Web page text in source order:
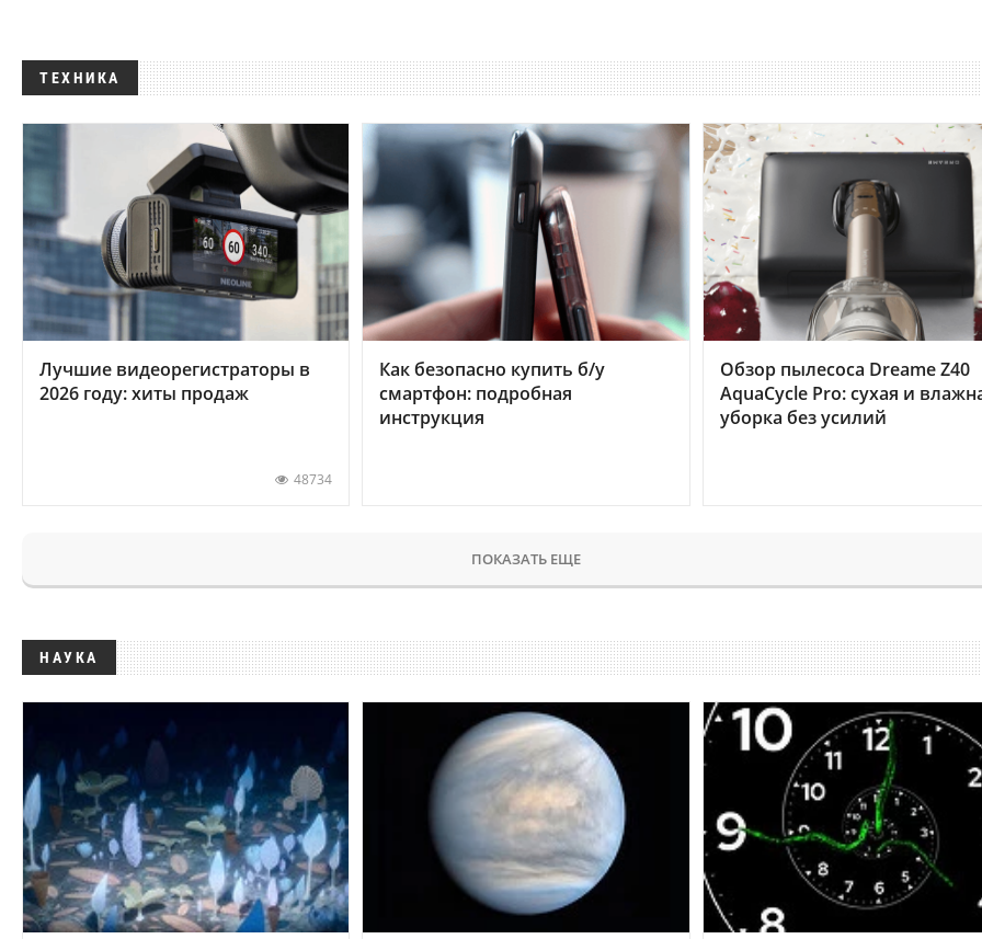
ТЕХНИКА
Лучшие видеорегистраторы в
2026 году: хиты продаж
48734
Как безопасно купить б/у
смартфон: подробная
инструкция
Обзор пылесоса Dreame Z40
AquaCycle Pro: сухая и
уборка без усилий
ПОКАЗАТЬ ЕЩЕ
НАУКА